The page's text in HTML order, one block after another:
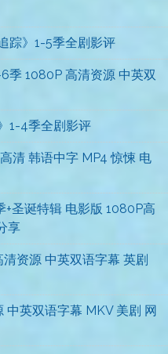
踪》1-5季全剧影评
季 1080P 高清资源 中英双
1-4季全剧影评
清 韩语中字 MP4 惊悚 电
圣诞特辑 电影版 1080P高
享
资源 中英双语字幕 英剧
中英双语字幕 MKV 美剧 网